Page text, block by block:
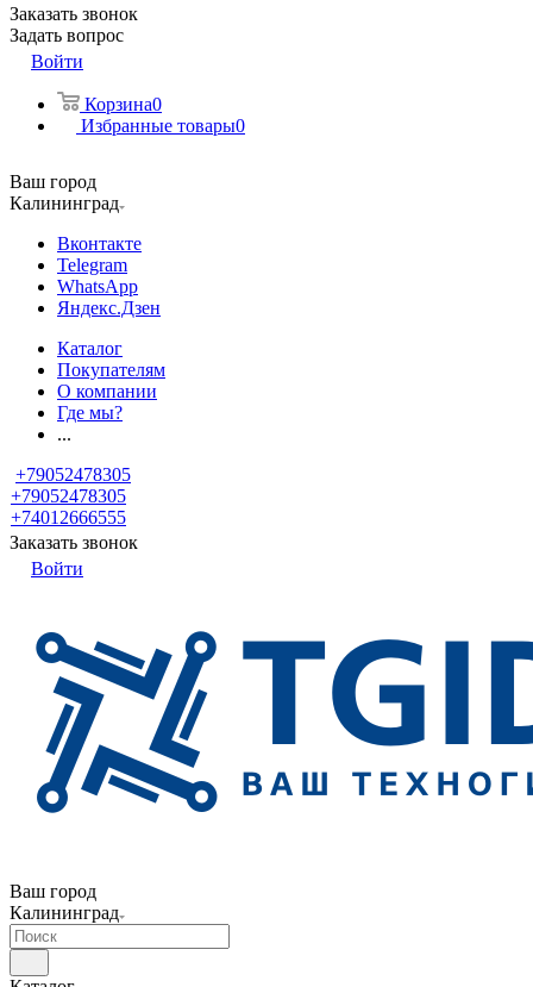
Заказать звонок
Задать вопрос
Войти
Корзина0
Избранные товары0
Ваш город
Калининград
Вконтакте
Telegram
WhatsApp
Яндекс.Дзен
Каталог
Покупателям
О компании
Где мы?
...
+79052478305
+79052478305
+74012666555
Заказать звонок
Войти
Ваш город
Калининград